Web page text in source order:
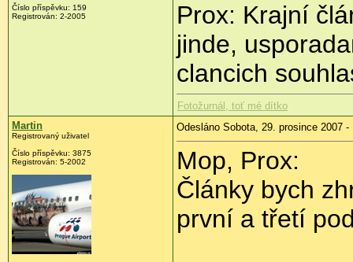
Číslo příspěvku: 159
Registrován: 2-2005
Prox: Krajní
jinde,
clancich
Fotožurnál, toť mé dítko
Martin
Registrovaný uživatel
Číslo příspěvku: 3875
Registrován: 5-2002
Odesláno Sobota, 29. prosince 2007 -
Mop, Prox:
Články bych
první a třetí